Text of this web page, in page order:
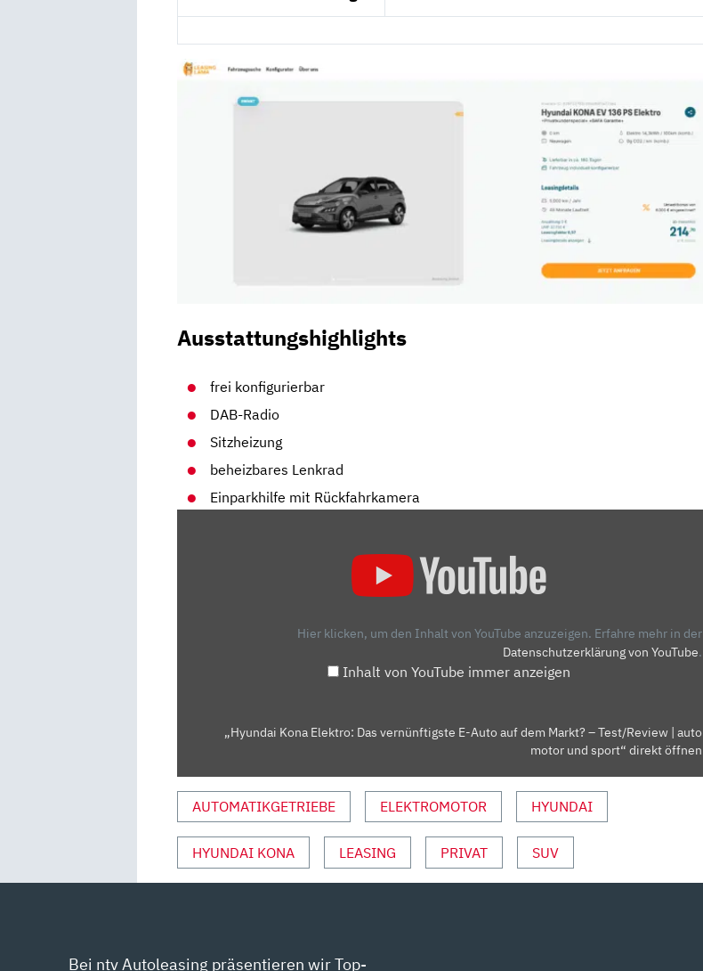
Ausstattungshighlights
frei konfigurierbar
DAB-Radio
Sitzheizung
beheizbares Lenkrad
Einparkhilfe mit Rückfahrkamera
|
AUTO
MOTOR
UND
SPORT“
VON
Hier klicken, um den Inhalt von YouTube anzuzeigen. Erfahre mehr in der
Datenschutzerklärung von YouTube.
Inhalt von YouTube immer anzeigen
„Hyundai Kona Elektro: Das vernünftigste E-Auto auf dem Markt? – Test/Review | auto
motor und sport“ direkt öffnen
AUTOMATIKGETRIEBE ELEKTROMOTOR HYUNDAI
HYUNDAI KONA LEASING PRIVAT SUV
Bei ntv Autoleasing präsentieren wir Top-